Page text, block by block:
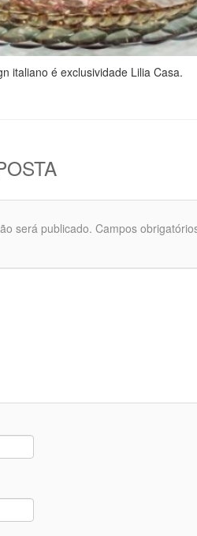
italiano é exclusividade Lilia Casa.
será publicado. Campos